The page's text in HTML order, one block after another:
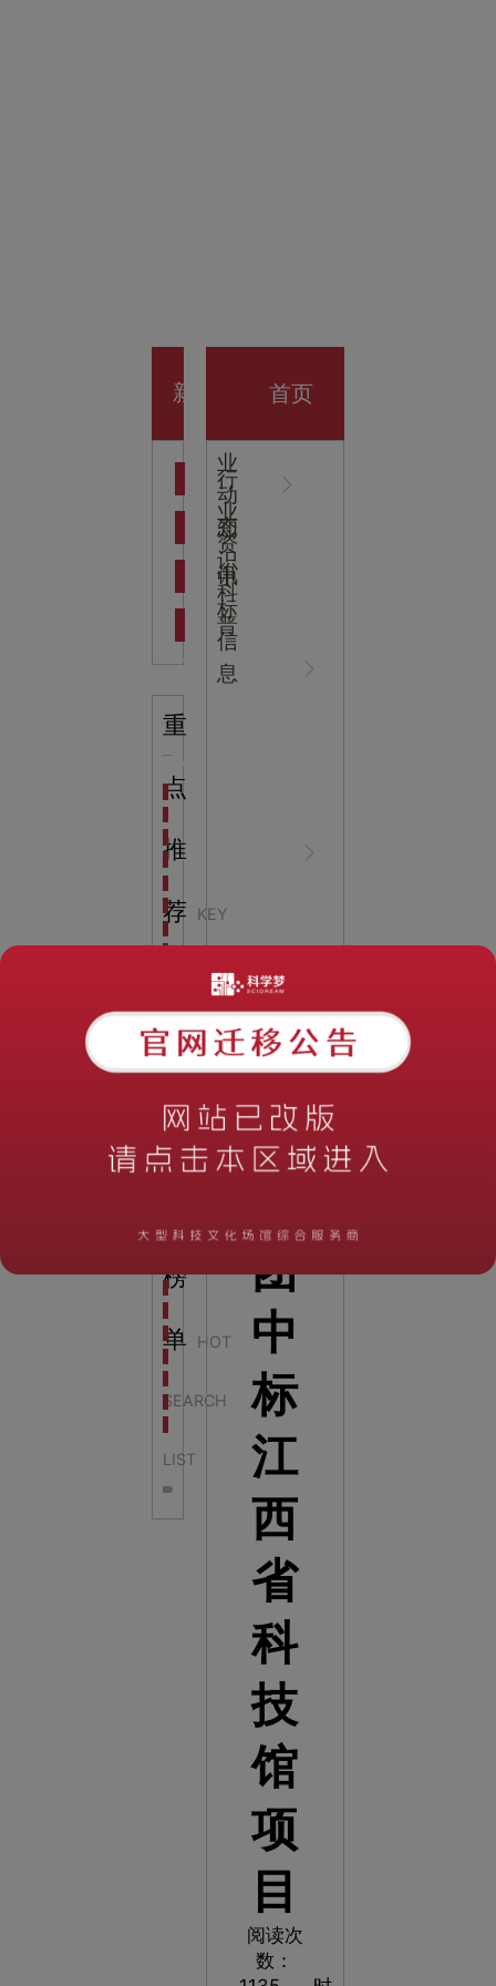
开业大
吉
新
心
NEWS
CENTER
业
动
态
行
业
资
讯
知
识
科
普
中
标
信
息
重
点
推
荐 KEY
RECOMMENDATION
海洋馆设计建设方案：展示内容和互动体验设计
非遗文化展厅设计要点：展厅布局策展技巧和创新元
航空航天科技馆设计思路：如何设计促进公众的兴趣
生命科普馆设计方案： ​生命科普馆展览内容和互动方
目前科技馆的展示内容主要包含哪些几个方面？
全息体验馆设计：打造身临其境的奇妙世界
热
榜
单 HOT
SEARCH
LIST
科学梦中标天门市科技馆
科学梦中标中国科学技术馆2022年中国流动科技馆
科学梦中标洛阳市科学技术馆展品采购项目
科学梦中标方城县科技馆展厅升级项目
科学梦中标濮阳县科技馆公共安全体验馆项目
科学梦集团中标广西大学海洋科教馆项目
科学梦集团中标淮师附小科技长廊展项目
科学梦集团中标洪泽湖治理保护展示馆项目
首页
科学梦集团中标江西
科
学
梦
团
中
标
江
西
省
科
技
馆
项
目
阅读次
数：